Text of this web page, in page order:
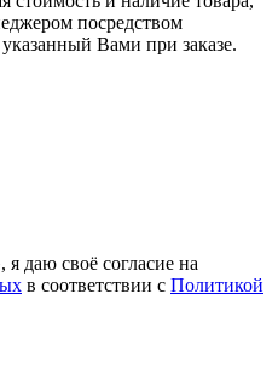
посредством
Вами при заказе.
даю своё согласие на
в соответствии с Политикой